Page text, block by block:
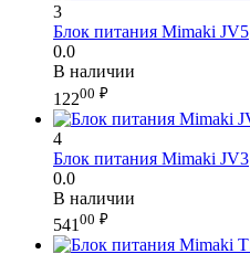
3
Блок питания Mimaki JV5
0.0
В наличии
12200 ₽
4
Блок питания Mimaki JV3
0.0
В наличии
541 00 ₽